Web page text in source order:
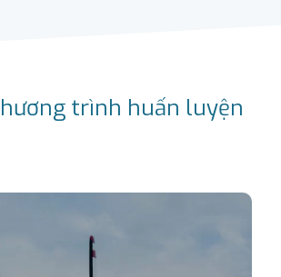
trình huấn luyện